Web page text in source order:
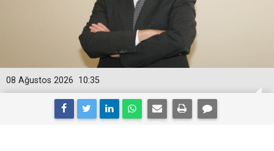
10:35
08 Ağustos 2026